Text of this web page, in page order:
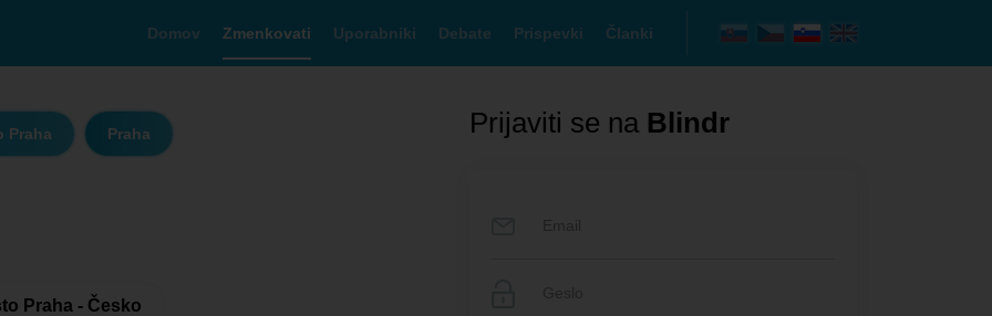
Domov Zmenkovati Uporabniki Debate Prispevki Članki
Praha Praha
Praha - Česko
Prijaviti se na Blindr